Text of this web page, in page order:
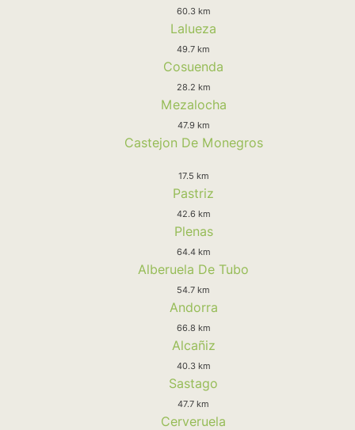
60.3 km
Lalueza
49.7 km
Cosuenda
28.2 km
Mezalocha
47.9 km
Castejon De Monegros
17.5 km
Pastriz
42.6 km
Plenas
64.4 km
Alberuela De Tubo
54.7 km
Andorra
66.8 km
Alcañiz
40.3 km
Sastago
47.7 km
Cerveruela